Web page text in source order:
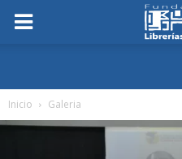
Inicio Galeria